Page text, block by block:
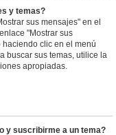
y temas?
sus mensajes" en el
"Mostrar sus
clic en el menú
buscar sus temas, utilice la
apropiadas.
y suscribirme a un tema?